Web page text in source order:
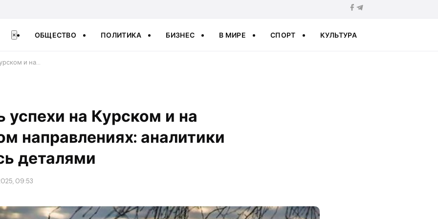
× ОБЩЕСТВО ПОЛИТИКА БИЗНЕС В МИРЕ СПОРТ КУЛЬТУРА
и на…
успехи на Курском и на
направлениях: аналитики
деталями
09:53